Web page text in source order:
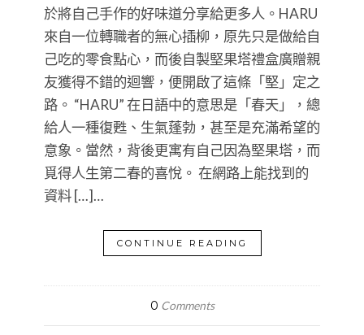
於將自己手作的好味道分享給更多人。HARU
來自一位轉職者的無心插柳，原先只是做給自
己吃的零食點心，而後自製堅果塔禮盒廣贈親
友獲得不錯的迴響，便開啟了這條「堅」定之
路。 “HARU” 在日語中的意思是「春天」，總
給人一種復甦、生氣蓬勃，甚至是充滿希望的
意象。當然，背後更寓有自己因為堅果塔，而
覓得人生第二春的喜悅。 在網路上能找到的
資料 […]…
CONTINUE READING
0 Comments